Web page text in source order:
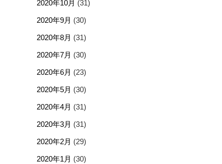
2020年10月 (31)
2020年9月 (30)
2020年8月 (31)
2020年7月 (30)
2020年6月 (23)
2020年5月 (30)
2020年4月 (31)
2020年3月 (31)
2020年2月 (29)
2020年1月 (30)